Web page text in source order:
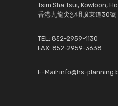
Tsim Sha Tsui, Kowloon,
香港九龍尖沙咀廣東道30
TEL: 852-2959-1130
FAX: 852-2959-3638
E-Mail: info@hs-